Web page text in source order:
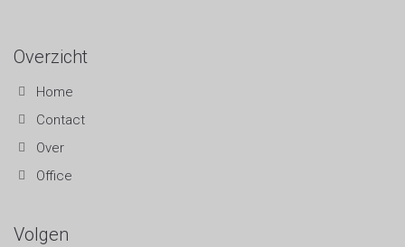
Overzicht
Home
Contact
Over
Office
Volgen